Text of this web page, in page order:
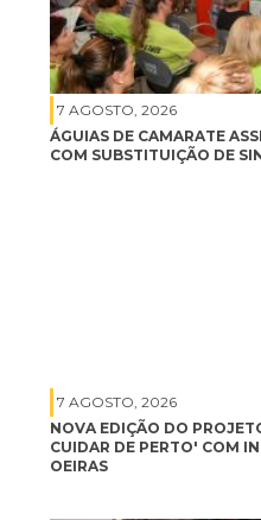
7 AGOSTO, 2026
ÁGUIAS DE CAMARATE
COM SUBSTITUIÇÃO DE
7 AGOSTO, 2026
NOVA EDIÇÃO DO
CUIDAR DE PERTO' COM
OEIRAS